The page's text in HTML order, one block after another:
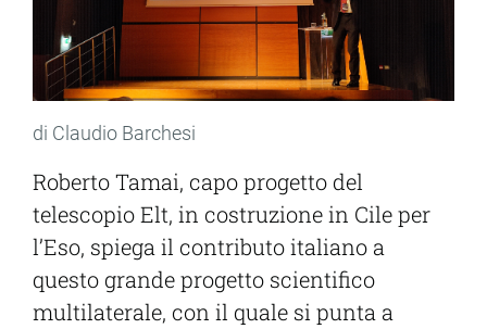
di Claudio Barchesi
Roberto Tamai, capo progetto del
telescopio Elt, in costruzione in Cile per
l’Eso, spiega il contributo italiano a
questo grande progetto scientifico
multilaterale, con il quale si punta a